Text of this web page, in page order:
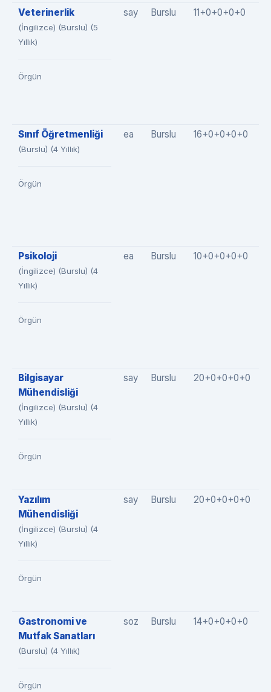
Veterinerlik
(İngilizce) (Burslu) (5
Yıllık)
Örgün
say Burslu 11+0+0+0+0
Sınıf Öğretmenliği
(Burslu) (4 Yıllık)
Örgün
ea Burslu 16+0+0+0+0
Psikoloji
(İngilizce) (Burslu) (4
Yıllık)
Örgün
ea Burslu 10+0+0+0+0
Bilgisayar
Mühendisliği
(İngilizce) (Burslu) (4
Yıllık)
Örgün
say Burslu 20+0+0+0+0
Yazılım
Mühendisliği
(İngilizce) (Burslu) (4
Yıllık)
Örgün
say Burslu 20+0+0+0+0
Gastronomi ve
Mutfak Sanatları
(Burslu) (4 Yıllık)
Örgün
soz Burslu 14+0+0+0+0